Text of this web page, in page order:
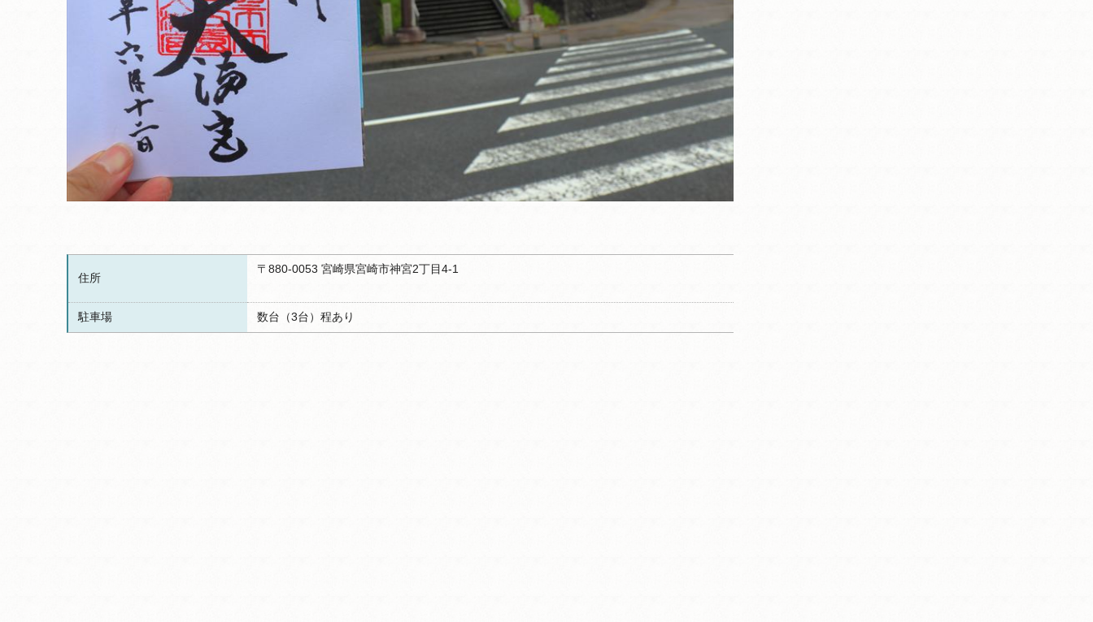
住所
〒880-0053 宮崎県宮崎市神宮2丁目4-1
駐車場 数台（3台）程あり